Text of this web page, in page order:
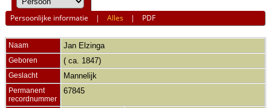
Persoonlijke informatie |Alles | PDF
Naam Jan Elzinga
Geboren ( ca. 1847)
Geslacht Mannelijk
Permanent
recordnummer
67845